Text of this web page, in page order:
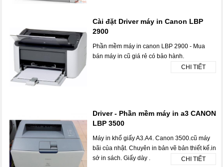
Cài đặt Driver máy in Canon LBP
2900
Phần mềm máy in canon LBP 2900 - Mua
bán máy in cũ giá rẻ có bảo hành.
CHI TIẾT
Driver - Phần mềm máy in a3 CANON
LBP 3500
Máy in khổ giấy A3.A4. Canon 3500.cũ máy
bãi của nhật. Chuyên in bản vẽ bản thiết kế.in
sớ in sách. Giấy dày .
CHI TIẾT